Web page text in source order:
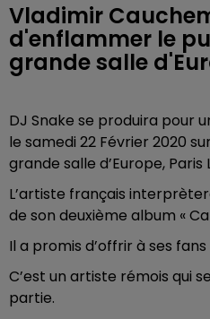
Vladimir
d'enflammer le
grande salle
DJ Snake se produira pour
le samedi 22 Février 2020
grande salle d’Europe, Paris
L’artiste français
de son deuxième album «
Il a promis d’offrir à ses
C’est un artiste rémois qui
partie.